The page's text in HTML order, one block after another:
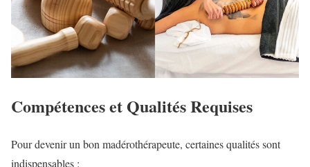
Compétences et Qualités Requises
Pour devenir un bon madérothérapeute, certaines qualités sont
indispensables :